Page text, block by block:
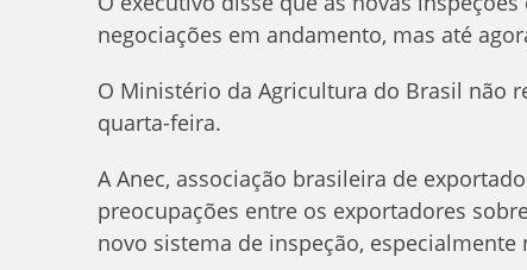
negociações em andamento, mas até
O Ministério da Agricultura do Brasil não
quarta-feira.
A Anec, associação brasileira de
preocupações entre os exportadores
novo sistema de inspeção,